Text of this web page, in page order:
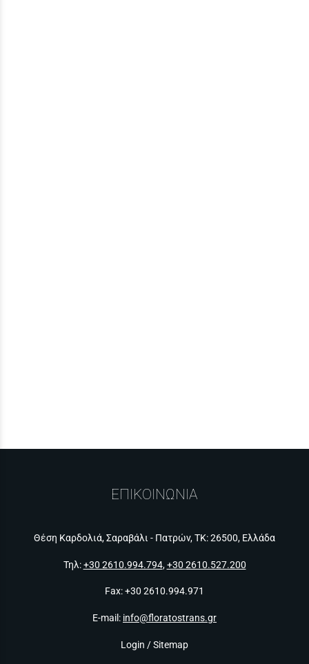
ΕΠΙΚΟΙΝΩΝΙΑ
Θέση Καρδολιά, Σαραβάλι - Πατρών, ΤΚ: 26500, Ελλάδα
Τηλ:+30 2610.994.794,+30 2610.527.200
Fax: +30 2610.994.971
E-mail: info@floratostrans.gr
Login /Sitemap